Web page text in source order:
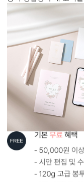
형태 및 구성
카드 113x170(mm) / 세
봉합용 스티커 기본 구성
흰색 봉투를 기본으로